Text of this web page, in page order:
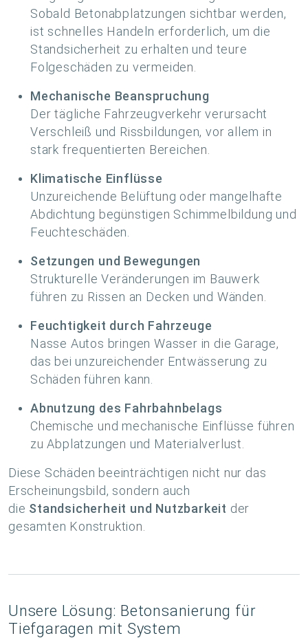
Sobald Betonabplatzungen sichtbar werden,
ist schnelles Handeln erforderlich, um die
Standsicherheit zu erhalten und teure
Folgeschäden zu vermeiden.
Mechanische Beanspruchung
Der tägliche Fahrzeugverkehr verursacht
Verschleiß und Rissbildungen, vor allem in
stark frequentierten Bereichen.
Klimatische Einflüsse
Unzureichende Belüftung oder mangelhafte
Abdichtung begünstigen Schimmelbildung und
Feuchteschäden.
Setzungen und Bewegungen
Strukturelle Veränderungen im Bauwerk
führen zu Rissen an Decken und Wänden.
Feuchtigkeit durch Fahrzeuge
Nasse Autos bringen Wasser in die Garage,
das bei unzureichender Entwässerung zu
Schäden führen kann.
Abnutzung des Fahrbahnbelags
Chemische und mechanische Einflüsse führen
zu Abplatzungen und Materialverlust.
Diese Schäden beeinträchtigen nicht nur das
Erscheinungsbild, sondern auch
die Standsicherheit und Nutzbarkeit der
gesamten Konstruktion.
Unsere Lösung: Betonsanierung für
Tiefgaragen mit System